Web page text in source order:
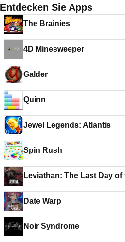
Entdecken Sie Apps
The Brainies
4D Minesweeper
Galder
Quinn
Jewel Legends: Atlantis
Spin Rush
Leviathan: The Last Day of
Date Warp
Noir Syndrome